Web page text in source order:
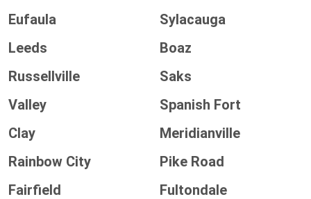
Eufaula
Sylacauga
Leeds
Boaz
Russellville
Saks
Valley
Spanish Fort
Clay
Meridianville
Rainbow City
Pike Road
Fairfield
Fultondale